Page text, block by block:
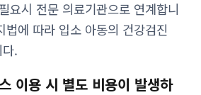
요시 전문 의료기관으로 연계합니
법에 따라 입소 아동의 건강검진
.
이용 시 별도 비용이 발생하